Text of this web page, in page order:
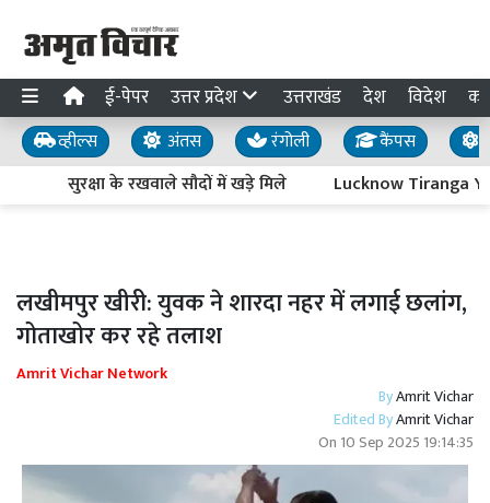
ई-पेपर उत्तर प्रदेश उत्तराखंड देश विदेश
व्हील्स अंतस रंगोली कैंपस
सुरक्षा के रखवाले सौदों में खड़े मिले
Lucknow Tiranga
लखीमपुर खीरी: युवक ने शारदा नहर में लगाई छलांग,
गोताखोर कर रहे तलाश
Amrit Vichar Network
ByAmrit Vichar
Edited ByAmrit Vichar
On 10 Sep 2025 19:14:35